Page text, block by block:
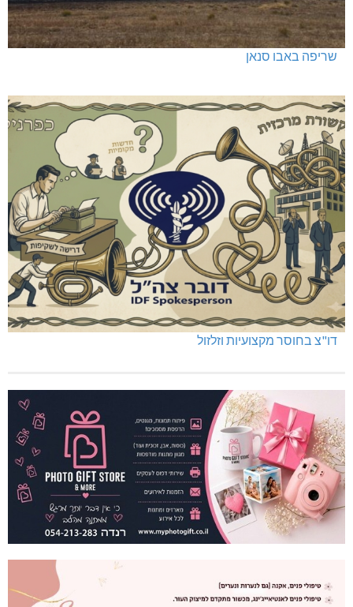
שריפה באבו סנאן
דו"צ בחוסר מקצועיות וזלזול